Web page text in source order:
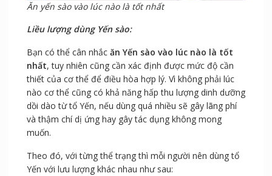
Ăn yến sào vào lúc nào là tốt nhất
Liều lượng dùng Yến sào:
Bạn có thể cân nhắc ăn Yến sào vào lúc nào là tốt
nhất, tuy nhiên cũng cần xác định được mức độ cần
thiết của cơ thể để điều hòa hợp lý. Vì không phải lúc
nào cơ thể cũng có khả năng hấp thu lượng dinh dưỡng
dồi dào từ tổ Yến, nếu dùng quá nhiều sẽ gây lãng phí
và thậm chí dị ứng hay gây tác dụng không mong
muốn.
Theo đó, với từng thể trạng thì mỗi người nên dùng tổ
Yến với lưu lượng khác nhau như sau: